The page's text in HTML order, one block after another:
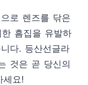
로 렌즈를 닦은
흠집을 유발하
다. 등산선글라
것은 곧 당신의
세요!